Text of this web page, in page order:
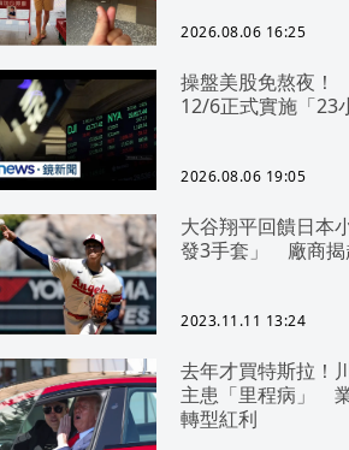
2026.08.06 16:25
操盤美股免熬夜
12/6正式實施「23
2026.08.06 19:05
大谷翔平回饋日本
發3手套」 廠商揭
2023.11.11 13:24
去年才買特斯拉！
主患「里程病」
轉型紅利